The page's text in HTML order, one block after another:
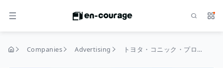
MENU Search
home Companies Advertising トヨタ・コニック・プロ株式会社